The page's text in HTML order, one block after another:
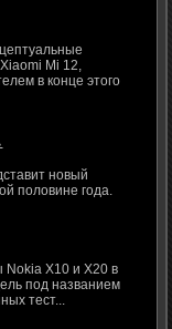
Mi 12,
в конце этого
новый
половине года.
X10 и X20 в
под названием
тест...